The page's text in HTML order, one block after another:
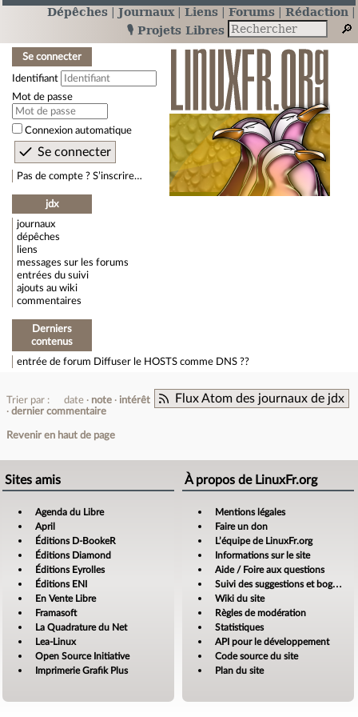
Dépêches Journaux Liens Forums
Rédaction
🎙️ Projets Libres
Se connecter
Identifiant
Mot de passe
Connexion automatique
Pas de compte ? S’inscrire…
jdx
journaux
dépêches
liens
messages sur les forums
entrées du suivi
ajouts au wiki
commentaires
Derniers
contenus
entrée de forum Diffuser le HOSTS comme DNS ??
Flux Atom des journaux de jdx
Trier par : date note
intérêt
dernier commentaire
Revenir en haut de page
Sites amis
Agenda du Libre
April
Éditions D-BookeR
Éditions Diamond
Éditions Eyrolles
Éditions ENI
En Vente Libre
Framasoft
La Quadrature du Net
Lea-Linux
Open Source Initiative
Imprimerie Grafik Plus
À propos de LinuxFr.org
Mentions légales
Faire un don
L’équipe de LinuxFr.org
Informations sur le site
Aide / Foire aux questions
Suivi des suggestions et bogues
Wiki du site
Règles de modération
Statistiques
API pour le développement
Code source du site
Plan du site